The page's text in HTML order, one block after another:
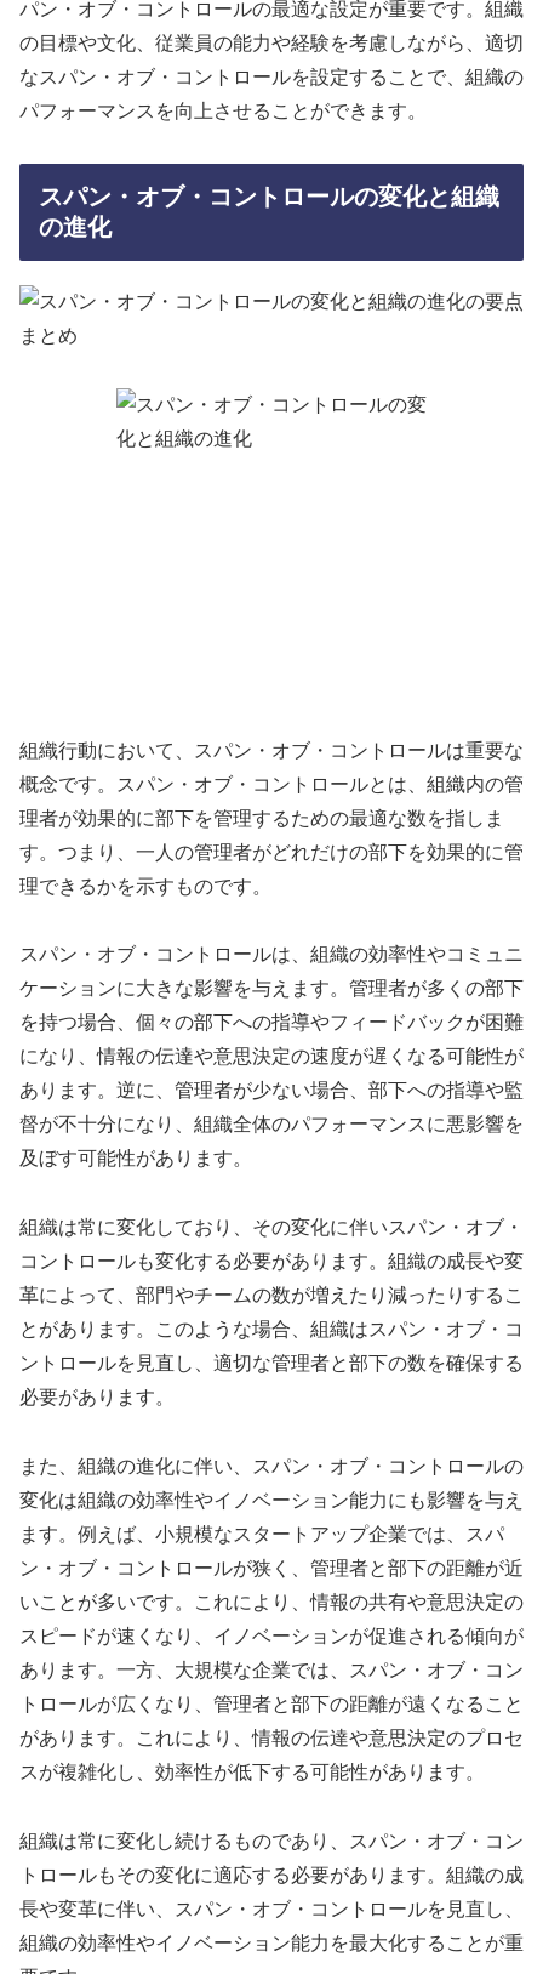
パン・オブ・コントロールの最適な設定が重要です。組織
の目標や文化、従業員の能力や経験を考慮しながら、適切
なスパン・オブ・コントロールを設定することで、組織の
パフォーマンスを向上させることができます。
スパン・オブ・コントロールの変化と組織
の進化
組織行動において、スパン・オブ・コントロールは重要な
概念です。スパン・オブ・コントロールとは、組織内の管
理者が効果的に部下を管理するための最適な数を指しま
す。つまり、一人の管理者がどれだけの部下を効果的に管
理できるかを示すものです。
スパン・オブ・コントロールは、組織の効率性やコミュニ
ケーションに大きな影響を与えます。管理者が多くの部下
を持つ場合、個々の部下への指導やフィードバックが困難
になり、情報の伝達や意思決定の速度が遅くなる可能性が
あります。逆に、管理者が少ない場合、部下への指導や監
督が不十分になり、組織全体のパフォーマンスに悪影響を
及ぼす可能性があります。
組織は常に変化しており、その変化に伴いスパン・オブ・
コントロールも変化する必要があります。組織の成長や変
革によって、部門やチームの数が増えたり減ったりするこ
とがあります。このような場合、組織はスパン・オブ・コ
ントロールを見直し、適切な管理者と部下の数を確保する
必要があります。
また、組織の進化に伴い、スパン・オブ・コントロールの
変化は組織の効率性やイノベーション能力にも影響を与え
ます。例えば、小規模なスタートアップ企業では、スパ
ン・オブ・コントロールが狭く、管理者と部下の距離が近
いことが多いです。これにより、情報の共有や意思決定の
スピードが速くなり、イノベーションが促進される傾向が
あります。一方、大規模な企業では、スパン・オブ・コン
トロールが広くなり、管理者と部下の距離が遠くなること
があります。これにより、情報の伝達や意思決定のプロセ
スが複雑化し、効率性が低下する可能性があります。
組織は常に変化し続けるものであり、スパン・オブ・コン
トロールもその変化に適応する必要があります。組織の成
長や変革に伴い、スパン・オブ・コントロールを見直し、
組織の効率性やイノベーション能力を最大化することが重